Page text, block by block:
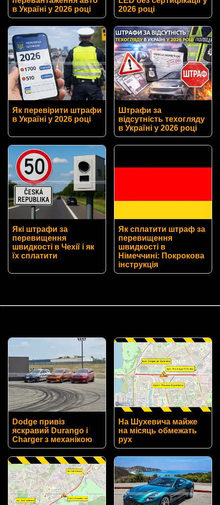
в Україні у 2026 році
2026 році
Як перевірити штрафи
в Україні у 2026 році
Штрафи за
відсутність техогляду
в Україні у 2026 році
Які штрафи за
перевищення
швидкості в Чехії і як
їх сплатити
Як сплатити штраф за
перевищення
швидкості в
Німеччині: Покрокова
інструкція
Dodge привіз
яскравий Durango і
Charger з механікою
На Шухевича майже
на місяць обмежать
рух